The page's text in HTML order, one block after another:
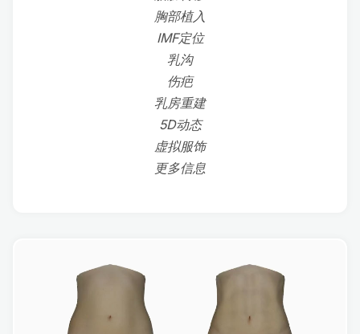
胸部植入
IMF定位
乳沟
伤疤
乳房重建
5D动态
虚拟服饰
更多信息